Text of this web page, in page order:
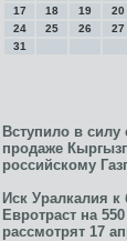
17
18 19 20
24
25 26 27
31
Вступило в силу
продаже
российскому
Иск Уралкалия к
Евротраст на
рассмотрят 17